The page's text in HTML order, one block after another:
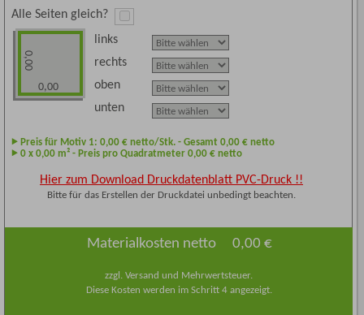
Alle Seiten gleich?
0,00
0,00
links
rechts
oben
unten
Preis für Motiv 1:0,00 € netto/Stk. - Gesamt0,00 € netto
0 x0,00 m² - Preis pro Quadratmeter0,00 € netto
Hier zum Download Druckdatenblatt PVC-Druck !!
Bitte für das Erstellen der Druckdatei unbedingt beachten.
Materialkosten netto 0,00 €
zzgl. Versand und Mehrwertsteuer.
Diese Kosten werden im Schritt 4 angezeigt.